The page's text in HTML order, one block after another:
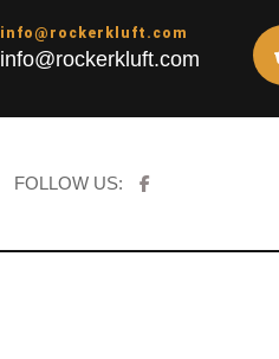
info@rockerkluft.com
info@rockerkluft.com
FOLLOW US: